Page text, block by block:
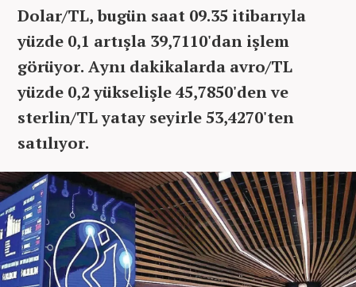
Dolar/TL, bugün saat 09.35 itibarıyla
yüzde 0,1 artışla 39,7110'dan işlem
görüyor. Aynı dakikalarda avro/TL
yüzde 0,2 yükselişle 45,7850'den ve
sterlin/TL yatay seyirle 53,4270'ten
satılıyor.